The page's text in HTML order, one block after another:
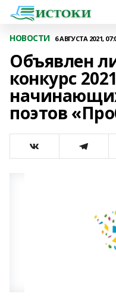
НОВОСТИ 6 АВГУСТА 2021,
Объявлен
конкурс
поэтов